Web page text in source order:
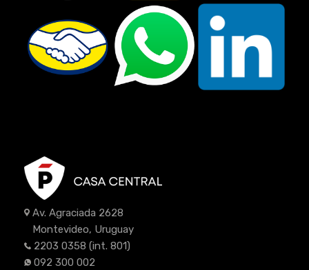
Av. Agraciada 2628
Montevideo, Uruguay
2203 0358 (int. 801)
092 300 002